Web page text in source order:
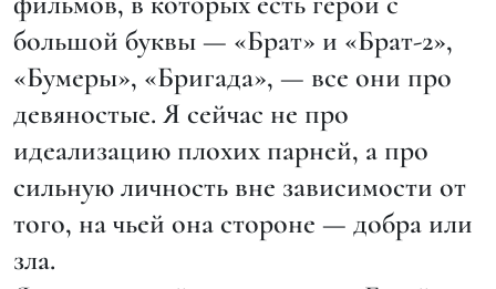
большой буквы — «Брат» и «Брат-2»,
«Бумеры», «Бригада», — все они про
девяностые. Я сейчас не про
идеализацию плохих парней, а про
сильную личность вне зависимости от
того, на чьей она стороне — добра или
зла.